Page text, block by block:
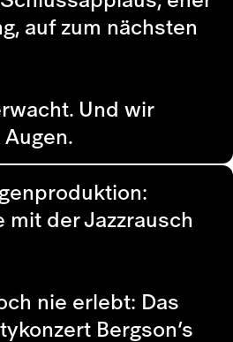
auf zum nächsten
Und wir
mit der Jazzrausch
nie erlebt: Das
Bergson’s